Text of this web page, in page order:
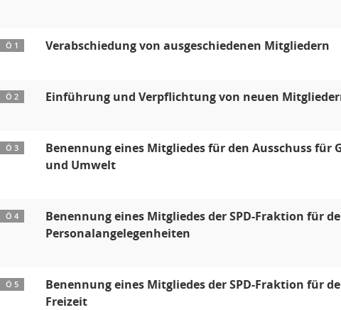
Ö 1 Verabschiedung von ausgeschiedenen Mitgliedern
Ö 2 Einführung und Verpflichtung von neuen
Ö 3
Benennung eines Mitgliedes für den Ausschuss
und Umwelt
Ö 4
Benennung eines Mitgliedes der SPD-Fraktion für
Personalangelegenheiten
Ö 5
Benennung eines Mitgliedes der SPD-Fraktion für
Freizeit